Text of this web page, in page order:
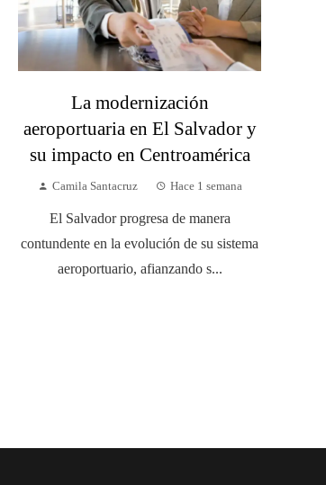
La modernización
aeroportuaria en El Salvador y
su impacto en Centroamérica
Camila Santacruz Hace 1 semana
El Salvador progresa de manera
contundente en la evolución de su sistema
aeroportuario, afianzando s...